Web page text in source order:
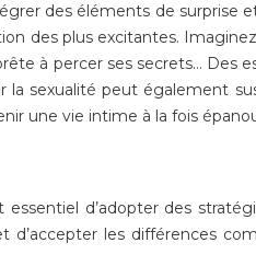
des éléments de
des plus excitantes.
à percer ses secrets…
la sexualité peut également
une vie intime à la fois
d’adopter des
d’accepter les différences